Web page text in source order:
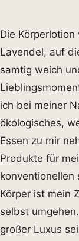
Die
Lavendel, auf
samtig weich
ich bei meiner
ökologisches,
Essen zu mir
Produkte für
konventionellen
Körper ist mein
selbst
großer Luxus